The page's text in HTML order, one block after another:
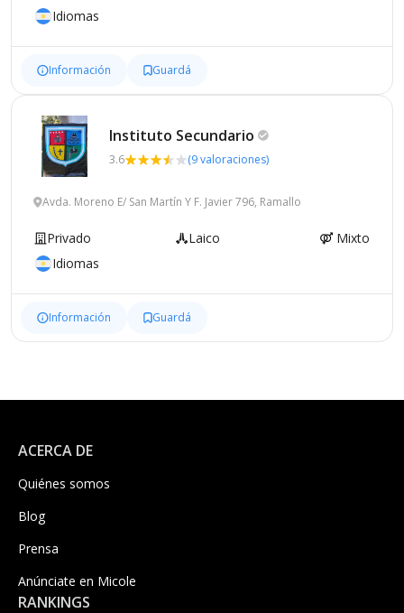
Idiomas
Información Guardá
Instituto Secundario
3.6 (9 valoraciones)
Avda. Moreno E/ San Martín Y F. Javier 796, Ramallo
Privado Laico
Mixto
Idiomas
Información Guardá
ACERCA DE
Quiénes somos
Blog
Prensa
Anúnciate en Micole
RANKINGS